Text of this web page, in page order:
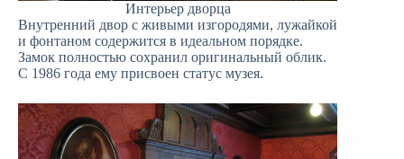
Интерьер дворца
Внутренний двор с живыми изгородями, лужайкой
и фонтаном содержится в идеальном порядке.
Замок полностью сохранил оригинальный облик.
С 1986 года ему присвоен статус музея.